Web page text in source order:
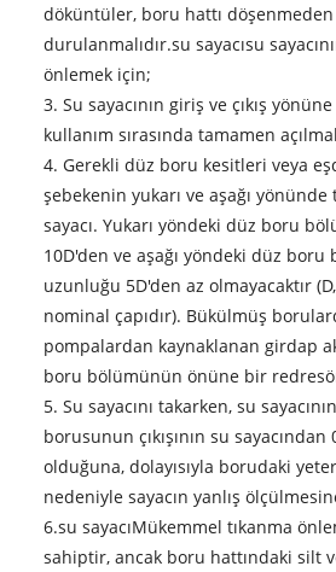
döküntüler, boru hattı
durulanmalıdır.su sayacısu
önlemek için;
3. Su sayacının giriş ve çıkış
kullanım sırasında tamamen
4. Gerekli düz boru kesitleri veya
şebekenin yukarı ve aşağı
sayacı. Yukarı yöndeki düz boru
10D'den ve aşağı yöndeki düz
uzunluğu 5D'den az olmayacaktır (D,
nominal çapıdır). Bükülmüş
pompalardan kaynaklanan girdap
boru bölümünün önüne bir redresör
5. Su sayacını takarken, su
borusunun çıkışının su
olduğuna, dolayısıyla borudaki
nedeniyle sayacın yanlış
6.su sayacıMükemmel tıkanma
sahiptir, ancak boru hattındaki silt